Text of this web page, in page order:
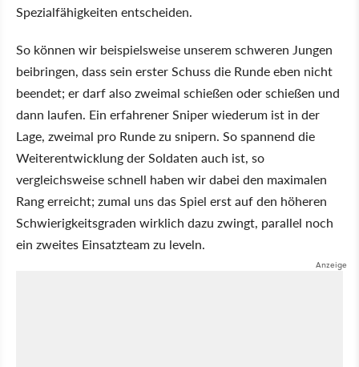
Spezialfähigkeiten entscheiden.
So können wir beispielsweise unserem schweren Jungen
beibringen, dass sein erster Schuss die Runde eben nicht
beendet; er darf also zweimal schießen oder schießen und
dann laufen. Ein erfahrener Sniper wiederum ist in der
Lage, zweimal pro Runde zu snipern. So spannend die
Weiterentwicklung der Soldaten auch ist, so
vergleichsweise schnell haben wir dabei den maximalen
Rang erreicht; zumal uns das Spiel erst auf den höheren
Schwierigkeitsgraden wirklich dazu zwingt, parallel noch
ein zweites Einsatzteam zu leveln.